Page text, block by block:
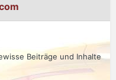
Beiträge und Inhalte